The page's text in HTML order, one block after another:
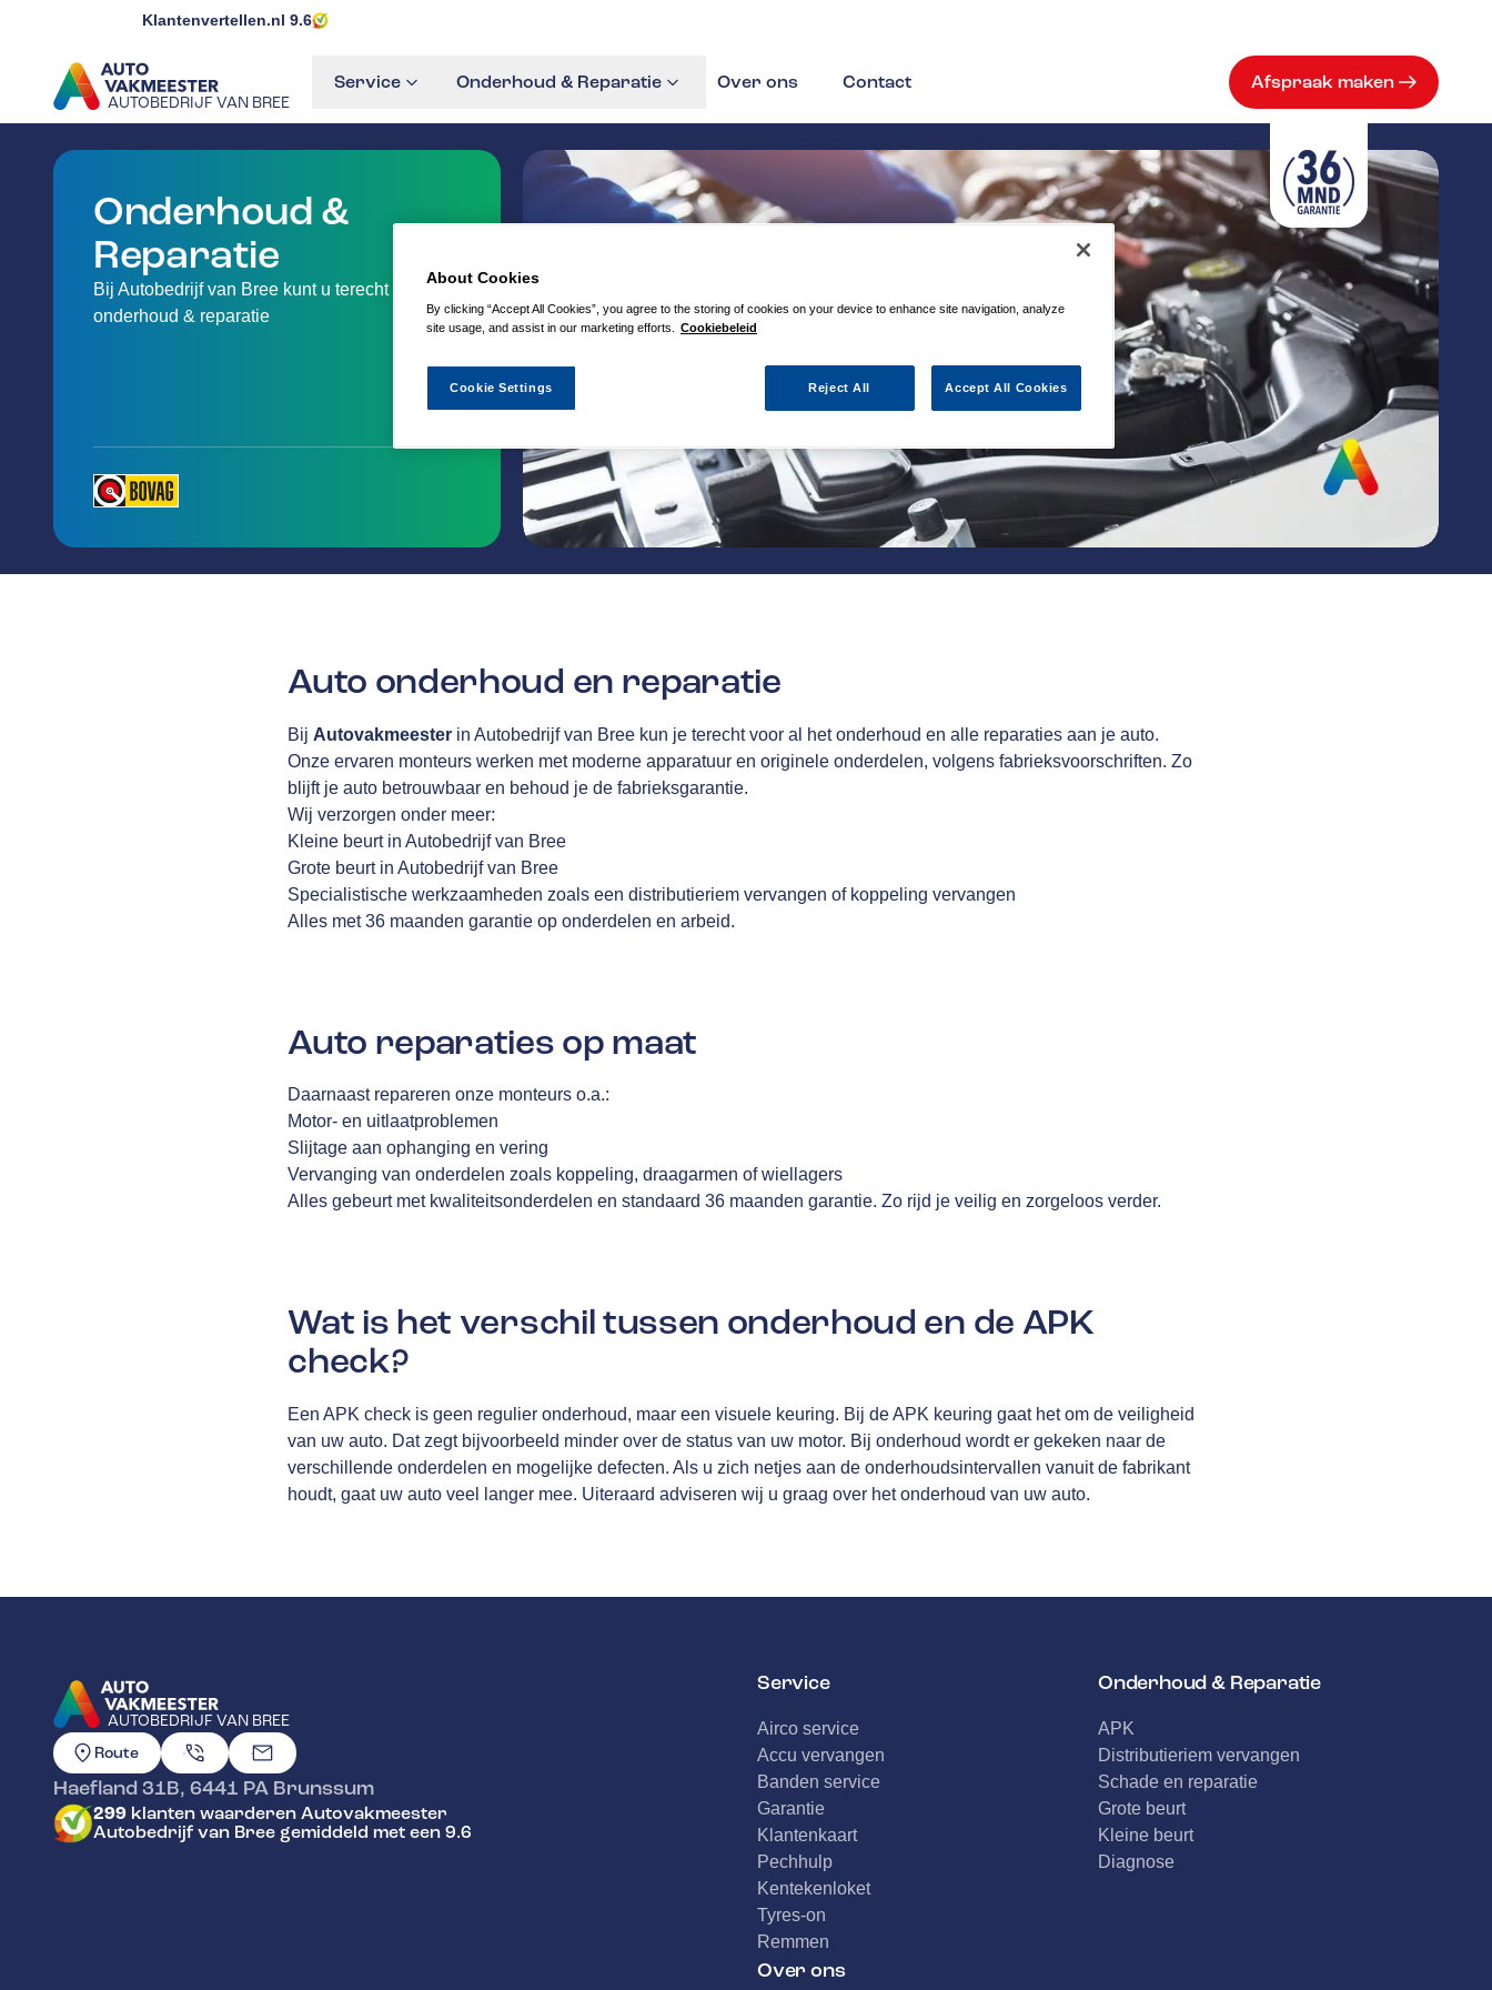
Klantenvertellen.nl 9.6
AUTOBEDRIJF VAN BREE
GA NAAR DE HOMEPAGINA
Service Onderhoud & Reparatie Over ons Contact Afspraak maken
Onderhoud &
Reparatie
Bij Autobedrijf van Bree kunt u terecht voor uw
onderhoud & reparatie
Auto onderhoud en reparatie
Bij Autovakmeester in Autobedrijf van Bree kun je terecht voor al het onderhoud en alle reparaties aan je auto.
Onze ervaren monteurs werken met moderne apparatuur en originele onderdelen, volgens fabrieksvoorschriften. Zo
blijft je auto betrouwbaar en behoud je de fabrieksgarantie.
Wij verzorgen onder meer:
Kleine beurt in Autobedrijf van Bree
Grote beurt in Autobedrijf van Bree
Specialistische werkzaamheden zoals een distributieriem vervangen of koppeling vervangen
Alles met 36 maanden garantie op onderdelen en arbeid.
Auto reparaties op maat
Daarnaast repareren onze monteurs o.a.:
Motor- en uitlaatproblemen
Slijtage aan ophanging en vering
Vervanging van onderdelen zoals koppeling, draagarmen of wiellagers
Alles gebeurt met kwaliteitsonderdelen en standaard 36 maanden garantie. Zo rijd je veilig en zorgeloos verder.
Wat is het verschil tussen onderhoud en de APK
check?
Een APK check is geen regulier onderhoud, maar een visuele keuring. Bij de APK keuring gaat het om de veiligheid
van uw auto. Dat zegt bijvoorbeeld minder over de status van uw motor. Bij onderhoud wordt er gekeken naar de
verschillende onderdelen en mogelijke defecten. Als u zich netjes aan de onderhoudsintervallen vanuit de fabrikant
houdt, gaat uw auto veel langer mee. Uiteraard adviseren wij u graag over het onderhoud van uw auto.
AUTOBEDRIJF VAN BREE
GA NAAR DE HOMEPAGINA
Route
Haefland 31B, 6441 PA Brunssum
299 klanten waarderen Autovakmeester
Autobedrijf van Bree gemiddeld met een 9.6
Service
Airco service
Accu vervangen
Banden service
Garantie
Klantenkaart
Pechhulp
Kentekenloket
Tyres-on
Remmen
Onderhoud & Reparatie
APK
Distributieriem vervangen
Schade en reparatie
Grote beurt
Kleine beurt
Diagnose
Over ons
About Cookies
By clicking “Accept All Cookies”, you agree to the storing of cookies on your device to enhance site navigation, analyze
site usage, and assist in our marketing efforts.
Cookiebeleid
Reject All Accept All Cookies
Cookie Settings